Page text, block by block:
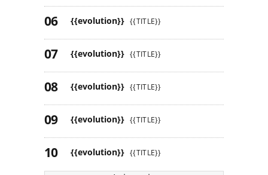
{{evolution}} {{TITLE}}
{{evolution}} {{TITLE}}
{{evolution}} {{TITLE}}
{{evolution}} {{TITLE}}
{{evolution}} {{TITLE}}